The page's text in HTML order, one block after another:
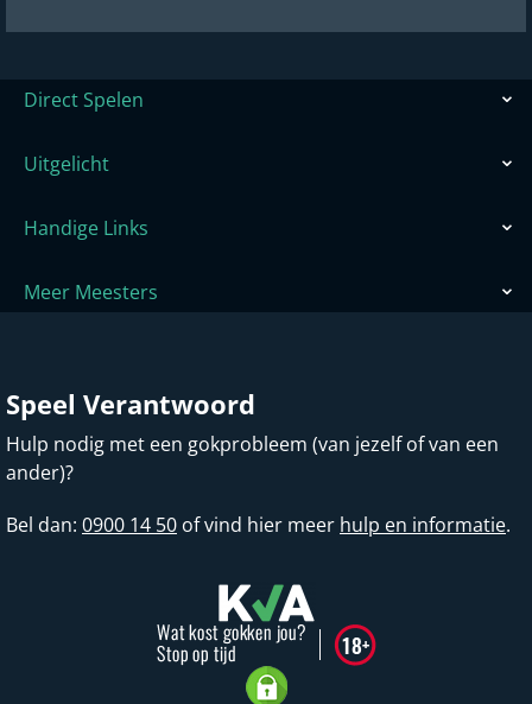
Direct Spelen
Uitgelicht
Handige Links
Meer Meesters
Speel Verantwoord
Hulp nodig met een gokprobleem (van jezelf of van een
ander)?
Bel dan: 0900 14 50 of vind hier meer hulp en informatie.